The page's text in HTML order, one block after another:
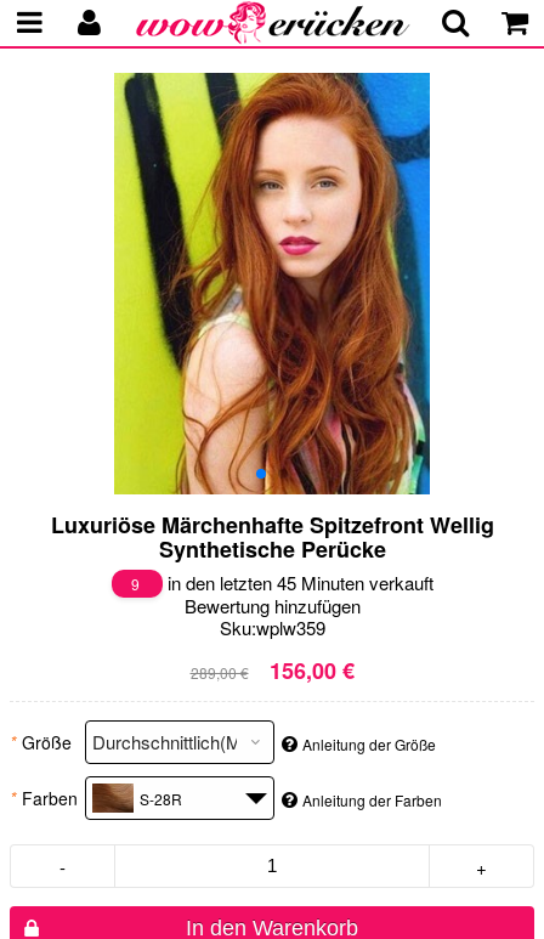
Luxuriöse Märchenhafte Spitzefront Wellig
Synthetische Perücke
9
in den letzten 45 Minuten verkauft
Bewertung hinzufügen
Sku:wplw359
289,00 € 156,00 €
* Größe Anleitung der Größe
* Farben S-28R Anleitung der Farben
- +
In den Warenkorb